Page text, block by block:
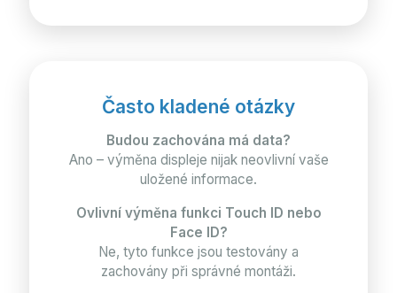
Často kladené otázky
Budou zachována má data?
Ano – výměna displeje nijak neovlivní vaše
uložené informace.
Ovlivní výměna funkci Touch ID nebo
Face ID?
Ne, tyto funkce jsou testovány a
zachovány při správné montáži.